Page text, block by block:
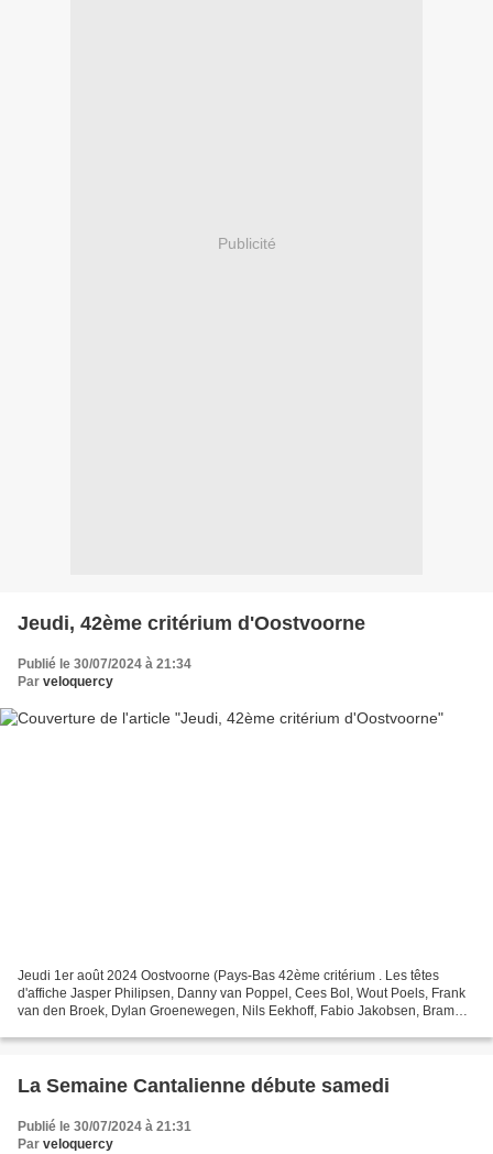
Publicité
Jeudi, 42ème critérium d'Oostvoorne
Publié le 30/07/2024 à 21:34
Par veloquercy
Jeudi 1er août 2024 Oostvoorne (Pays-Bas 42ème critérium . Les têtes
d'affiche Jasper Philipsen, Danny van Poppel, Cees Bol, Wout Poels, Frank
van den Broek, Dylan Groenewegen, Nils Eekhoff, Fabio Jakobsen, Bram
La Semaine Cantalienne débute samedi
Publié le 30/07/2024 à 21:31
Par veloquercy